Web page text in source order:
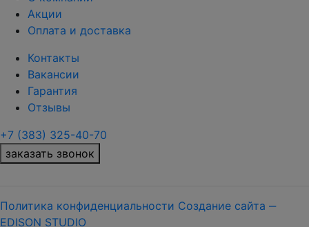
Акции
Оплата и доставка
Контакты
Вакансии
Гарантия
Отзывы
+7 (383) 325-40-70
заказать звонок
Политика конфиденциальности Создание сайта ‒
EDISON STUDIO